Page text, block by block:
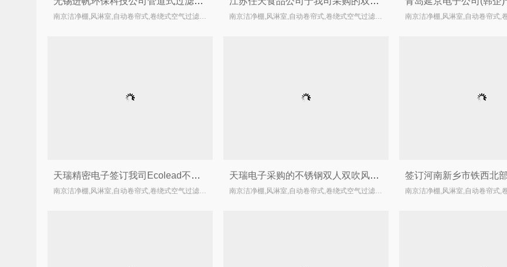
天瑞精密电子签订我司Ecolead不锈钢风淋室合同
南京洁净棚,风淋室,自动卷帘式,卷绕式空气过滤器厂家
天瑞电子采购的不锈钢双人双吹风淋室的通过验收
南京洁净棚,风淋室,自动卷帘式,卷绕式空气过滤器厂家